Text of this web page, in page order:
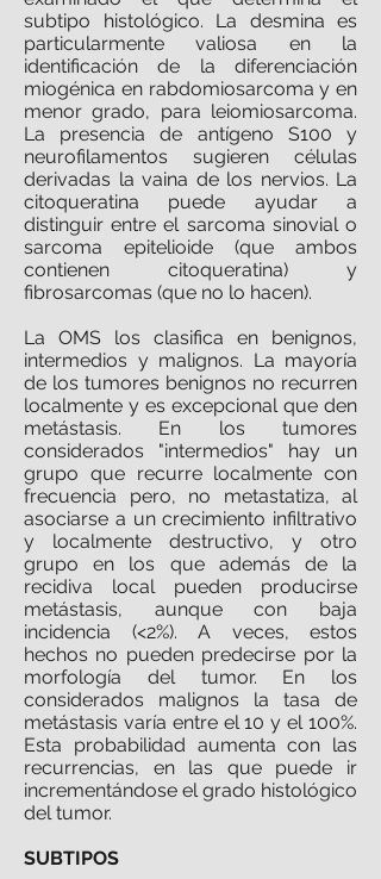
subtipo histológico. La desmina es
particularmente valiosa en la
identificación de la diferenciación
miogénica en rabdomiosarcoma y en
menor grado, para leiomiosarcoma.
La presencia de antígeno S100 y
neurofilamentos sugieren células
derivadas la vaina de los nervios. La
citoqueratina puede ayudar a
distinguir entre el sarcoma sinovial o
sarcoma epitelioide (que ambos
contienen citoqueratina) y
fibrosarcomas (que no lo hacen).
La OMS los clasifica en benignos,
intermedios y malignos. La mayoría
de los tumores benignos no recurren
localmente y es excepcional que den
metástasis. En los tumores
considerados "intermedios" hay un
grupo que recurre localmente con
frecuencia pero, no metastatiza, al
asociarse a un crecimiento infiltrativo
y localmente destructivo, y otro
grupo en los que además de la
recidiva local pueden producirse
metástasis, aunque con baja
incidencia (<2%). A veces, estos
hechos no pueden predecirse por la
morfología del tumor. En los
considerados malignos la tasa de
metástasis varía entre el 10 y el 100%.
Esta probabilidad aumenta con las
recurrencias, en las que puede ir
incrementándose el grado histológico
del tumor.
SUBTIPOS